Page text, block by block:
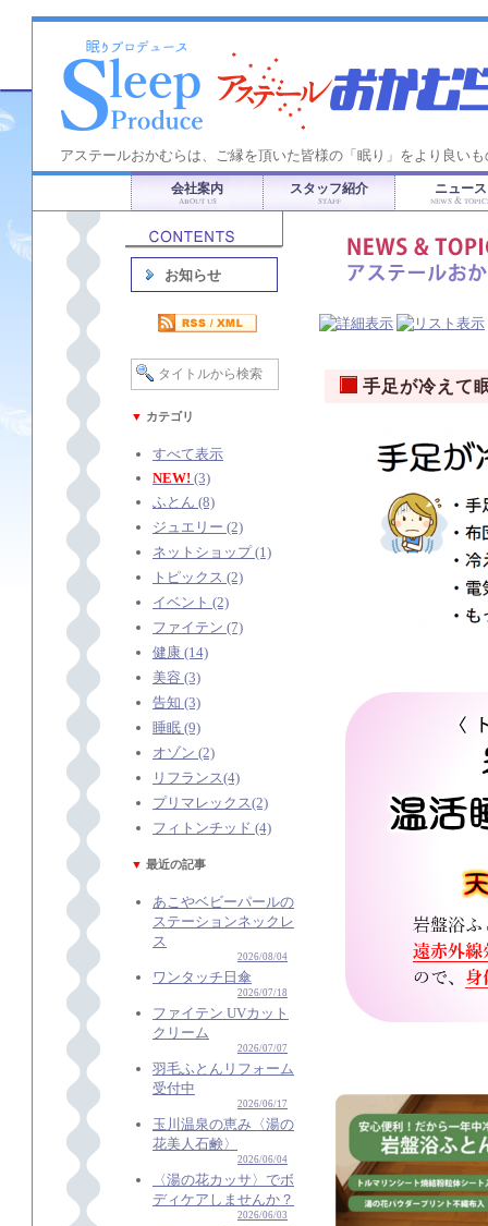
アステールおかむらは、ご縁を頂いた皆様の「眠り」をより良い
会社案内
ABOUT US
スタッフ紹介
STAFF
ニュース
NEWS &
お知らせ
▼ カテゴリ
すべて表示
NEW! (3)
ふとん (8)
ジュエリー (2)
ネットショップ (1)
トピックス (2)
イベント (2)
ファイテン (7)
健康 (14)
美容 (3)
告知 (3)
睡眠 (9)
オゾン (2)
リフランス(4)
プリマレックス(2)
フィトンチッド (4)
▼ 最近の記事
あこやベビーパールの
ステーションネックレ
ス
2026/08/04
ワンタッチ日傘
2026/07/18
ファイテン UVカット
クリーム
2026/07/07
羽毛ふとんリフォーム
受付中
2026/06/17
玉川温泉の恵み〈湯の
花美人石鹸〉
2026/06/04
〈湯の花カッサ〉でボ
ディケアしませんか？
2026/06/03
手足が冷えて